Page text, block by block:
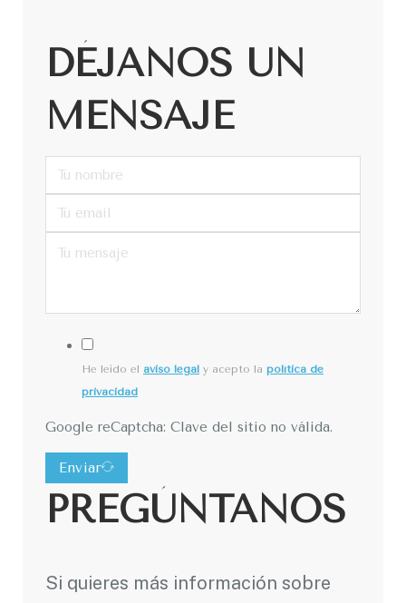
DÉJANOS UN
MENSAJE
He leído el aviso legal y acepto la política de
privacidad
Google reCaptcha: Clave del sitio no válida.
Enviar
PREGÚNTANOS
Si quieres más información sobre